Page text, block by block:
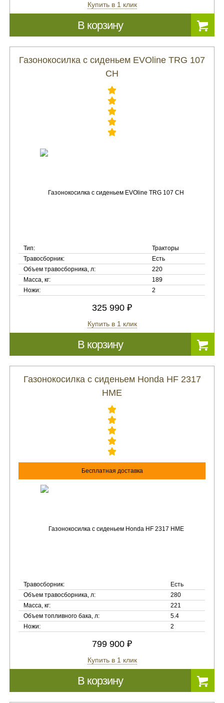
Купить в 1 клик
В корзину
Газонокосилка с сиденьем EVOline TRG 107
CH
Тип:
Тракторы
Травосборник:
Есть
Объем травосборника, л:
220
Масса, кг:
189
Ножи:
2
325 990 ₽
Купить в 1 клик
В корзину
Газонокосилка с сиденьем Honda HF 2317
HME
Бесплатная доставка
Травосборник:
Есть
Объем травосборника, л:
280
Масса, кг:
221
Объем топливного бака, л:
5.4
Ножи:
2
799 900 ₽
Купить в 1 клик
В корзину